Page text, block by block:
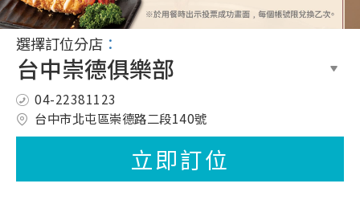
選擇訂位分店 ：
04-22381123
台中市北屯區崇德路二段140號
立即訂位